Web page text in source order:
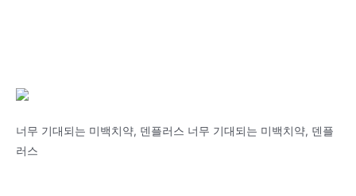
너무 기대되는 미백치약, 덴플러스 너무 기대되는 미백치약, 덴플
러스